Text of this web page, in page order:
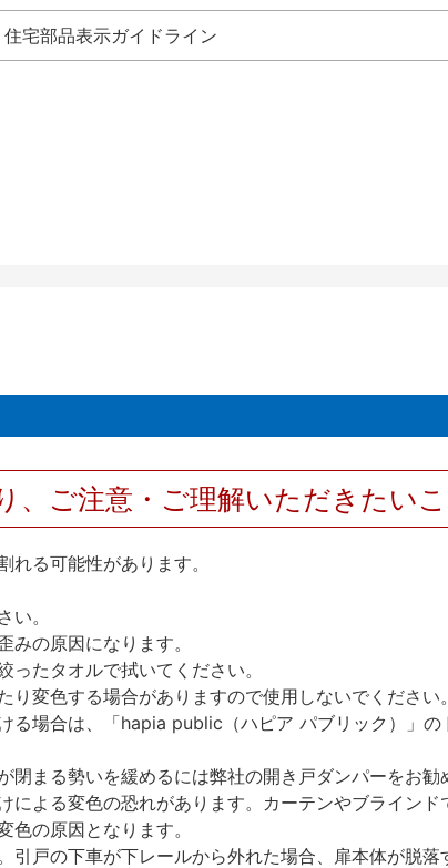
部品表示ガイドライン
、ご注意・ご理解いただきたいこ
る可能性があります。
。
の原因になります。
たタオルで拭いてください。
変色する場合がありますので使用しないでください。
場合は、「hapia public（ハピア パブリック）」の
まる勢いを緩めるには弊社の開き戸ダンパーをお勧
よる変色の恐れがあります。カーテンやブラインド
の原因となります。
戸の下車が下レールから外れた場合、扉本体が脱落